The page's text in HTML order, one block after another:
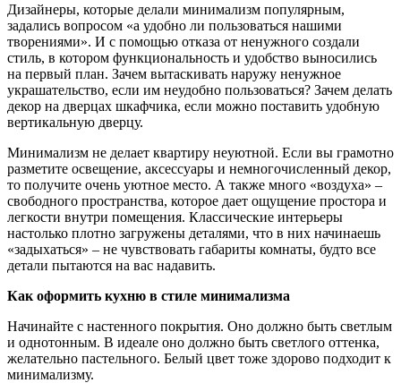
Дизайнеры, которые делали минимализм популярным,
задались вопросом «а удобно ли пользоваться нашими
творениями». И с помощью отказа от ненужного создали
стиль, в котором функциональность и удобство выносились
на первый план. Зачем вытаскивать наружу ненужное
украшательство, если им неудобно пользоваться? Зачем делать
декор на дверцах шкафчика, если можно поставить удобную
вертикальную дверцу.
Минимализм не делает квартиру неуютной. Если вы грамотно
разметите освещение, аксессуары и немногочисленный декор,
то получите очень уютное место. А также много «воздуха» –
свободного пространства, которое дает ощущение простора и
легкости внутри помещения. Классические интерьеры
настолько плотно загружены деталями, что в них начинаешь
«задыхаться» – не чувствовать габариты комнаты, будто все
детали пытаются на вас надавить.
Как оформить кухню в стиле минимализма
Начинайте с настенного покрытия. Оно должно быть светлым
и однотонным. В идеале оно должно быть светлого оттенка,
желательно пастельного. Белый цвет тоже здорово подходит к
минимализму.